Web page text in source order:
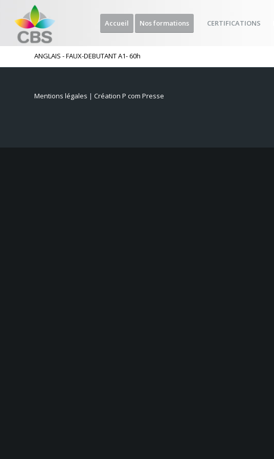
Accueil Nos formations CERTIFICATIONS
ANGLAIS - FAUX-DEBUTANT A1- 60h
Mentions légales | Création P com Presse